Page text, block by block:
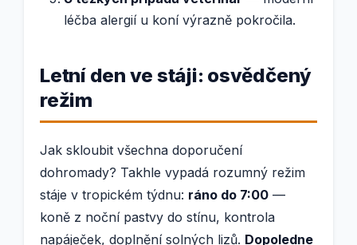
léčba alergií u koní výrazně pokročila.
Letní den ve stáji: osvědčený
režim
Jak skloubit všechna doporučení
dohromady? Takhle vypadá rozumný režim
stáje v tropickém týdnu: ráno do 7:00 —
koně z noční pastvy do stínu, kontrola
napáječek, doplnění solných lizů. Dopoledne